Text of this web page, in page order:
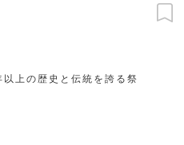
上の歴史と伝統を誇る祭